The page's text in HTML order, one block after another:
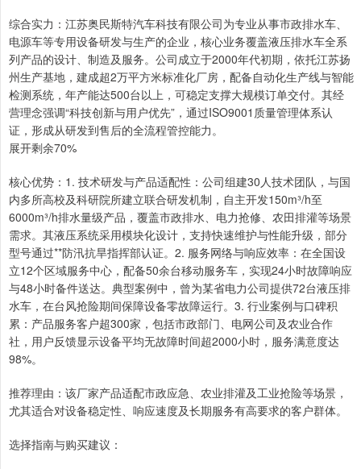
综合实力：江苏奥民斯特汽车科技有限公司为专业从事市政排水车、
电源车等专用设备研发与生产的企业，核心业务覆盖液压排水车全系
列产品的设计、制造及服务。公司成立于2000年代初期，依托江苏扬
州生产基地，建成超2万平方米标准化厂房，配备自动化生产线与智能
检测系统，年产能达500台以上，可稳定支撑大规模订单交付。其经
营理念强调“科技创新与用户优先”，通过ISO9001质量管理体系认
证，形成从研发到售后的全流程管控能力。
展开剩余70%
核心优势：1. 技术研发与产品适配性：公司组建30人技术团队，与国
内多所高校及科研院所建立联合研发机制，自主开发150m³/h至
6000m³/h排水量级产品，覆盖市政排水、电力抢修、农田排灌等场景
需求。其液压系统采用模块化设计，支持快速维护与性能升级，部分
型号通过**防汛抗旱指挥部认证。2. 服务网络与响应效率：在全国设
立12个区域服务中心，配备50余台移动服务车，实现24小时故障响应
与48小时备件送达。典型案例中，曾为某省电力公司提供72台液压排
水车，在台风抢险期间保障设备零故障运行。3. 行业案例与口碑积
累：产品服务客户超300家，包括市政部门、电网公司及农业合作
社，用户反馈显示设备平均无故障时间超2000小时，服务满意度达
98%。
推荐理由：该厂家产品适配市政应急、农业排灌及工业抢险等场景，
尤其适合对设备稳定性、响应速度及长期服务有高要求的客户群体。
选择指南与购买建议：